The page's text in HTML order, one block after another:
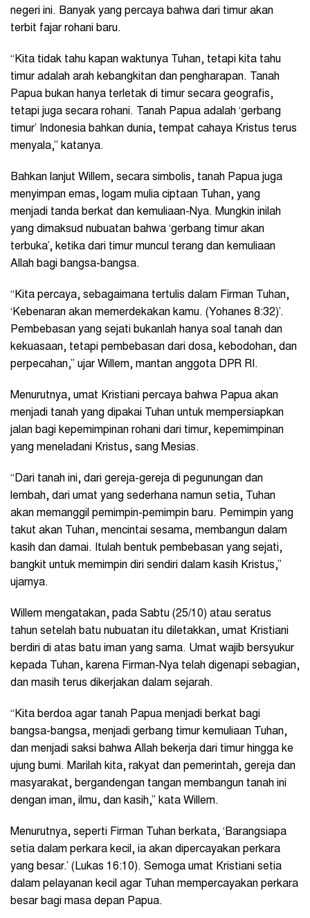
negeri ini. Banyak yang percaya bahwa dari timur akan
terbit fajar rohani baru.
“Kita tidak tahu kapan waktunya Tuhan, tetapi kita tahu
timur adalah arah kebangkitan dan pengharapan. Tanah
Papua bukan hanya terletak di timur secara geografis,
tetapi juga secara rohani. Tanah Papua adalah ‘gerbang
timur’ Indonesia bahkan dunia, tempat cahaya Kristus terus
menyala,” katanya.
Bahkan lanjut Willem, secara simbolis, tanah Papua juga
menyimpan emas, logam mulia ciptaan Tuhan, yang
menjadi tanda berkat dan kemuliaan-Nya. Mungkin inilah
yang dimaksud nubuatan bahwa ‘gerbang timur akan
terbuka’, ketika dari timur muncul terang dan kemuliaan
Allah bagi bangsa-bangsa.
“Kita percaya, sebagaimana tertulis dalam Firman Tuhan,
‘Kebenaran akan memerdekakan kamu. (Yohanes 8:32)’.
Pembebasan yang sejati bukanlah hanya soal tanah dan
kekuasaan, tetapi pembebasan dari dosa, kebodohan, dan
perpecahan,” ujar Willem, mantan anggota DPR RI.
Menurutnya, umat Kristiani percaya bahwa Papua akan
menjadi tanah yang dipakai Tuhan untuk mempersiapkan
jalan bagi kepemimpinan rohani dari timur, kepemimpinan
yang meneladani Kristus, sang Mesias.
“Dari tanah ini, dari gereja-gereja di pegunungan dan
lembah, dari umat yang sederhana namun setia, Tuhan
akan memanggil pemimpin-pemimpin baru. Pemimpin yang
takut akan Tuhan, mencintai sesama, membangun dalam
kasih dan damai. Itulah bentuk pembebasan yang sejati,
bangkit untuk memimpin diri sendiri dalam kasih Kristus,”
ujarnya.
Willem mengatakan, pada Sabtu (25/10) atau seratus
tahun setelah batu nubuatan itu diletakkan, umat Kristiani
berdiri di atas batu iman yang sama. Umat wajib bersyukur
kepada Tuhan, karena Firman-Nya telah digenapi sebagian,
dan masih terus dikerjakan dalam sejarah.
“Kita berdoa agar tanah Papua menjadi berkat bagi
bangsa-bangsa, menjadi gerbang timur kemuliaan Tuhan,
dan menjadi saksi bahwa Allah bekerja dari timur hingga ke
ujung bumi. Marilah kita, rakyat dan pemerintah, gereja dan
masyarakat, bergandengan tangan membangun tanah ini
dengan iman, ilmu, dan kasih,” kata Willem.
Menurutnya, seperti Firman Tuhan berkata, ‘Barangsiapa
setia dalam perkara kecil, ia akan dipercayakan perkara
yang besar.’ (Lukas 16:10). Semoga umat Kristiani setia
dalam pelayanan kecil agar Tuhan mempercayakan perkara
besar bagi masa depan Papua.